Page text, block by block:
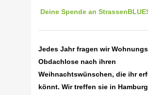
Deine Spende an
Jedes Jahr fragen wir
Obdachlose nach ihren
Weihnachtswünschen, die ihr
könnt. Wir treffen sie in